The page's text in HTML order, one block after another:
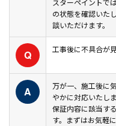
スターペイントで
の状態を確認いた
談いただけます。
Q 工事後に不具合が
A
万が一、施工後に
やかに対応いたしま
保証内容に該当す
す。まずはお気軽